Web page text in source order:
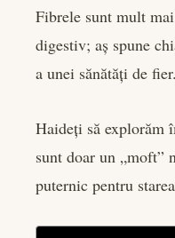
Fibrele sunt mult
digestiv; aș spune
a unei sănătăți de fier.
Haideți să explorăm
sunt doar un
puternic pentru